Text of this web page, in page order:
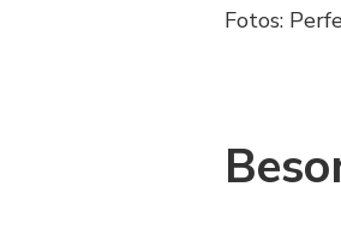
Fotos: